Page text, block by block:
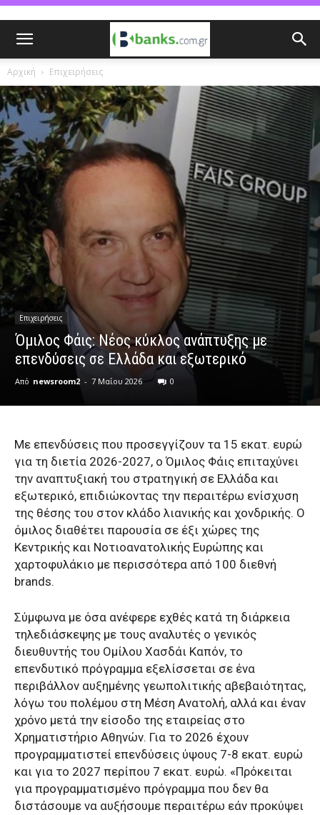
Αρχική Επιχειρήσεις
Επιχειρήσεις
Όμιλος Φάις: Νέος κύκλος ανάπτυξης με
επενδύσεις σε Ελλάδα και εξωτερικό
Από newsroom2 - 7 Μαΐου 2026 0
Με επενδύσεις που προσεγγίζουν τα 15 εκατ. ευρώ
για τη διετία 2026-2027, ο Όμιλος Φάις επιταχύνει
την αναπτυξιακή του στρατηγική σε Ελλάδα και
εξωτερικό, επιδιώκοντας την περαιτέρω ενίσχυση
της θέσης του στον κλάδο λιανικής και χονδρικής. Ο
όμιλος διαθέτει παρουσία σε έξι χώρες της
Κεντρικής και Νοτιοανατολικής Ευρώπης και
χαρτοφυλάκιο με περισσότερα από 100 διεθνή
brands.
Σύμφωνα με όσα ανέφερε εχθές κατά τη διάρκεια
τηλεδιάσκεψης με τους αναλυτές ο γενικός
διευθυντής του Ομίλου Χασδάι Καπόν, το
επενδυτικό πρόγραμμα εξελίσσεται σε ένα
περιβάλλον αυξημένης γεωπολιτικής αβεβαιότητας,
λόγω του πολέμου στη Μέση Ανατολή, αλλά και έναν
χρόνο μετά την είσοδο της εταιρείας στο
Χρηματιστήριο Αθηνών. Για το 2026 έχουν
προγραμματιστεί επενδύσεις ύψους 7-8 εκατ. ευρώ
και για το 2027 περίπου 7 εκατ. ευρώ. «Πρόκειται
για προγραμματισμένο πρόγραμμα που δεν θα
διστάσουμε να αυξήσουμε περαιτέρω εάν προκύψει